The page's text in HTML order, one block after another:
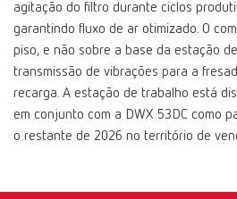
agitação do filtro durante ciclos
garantindo fluxo de ar otimizado. O
piso, e não sobre a base da estação
transmissão de vibrações para a
recarga. A estação de trabalho está
em conjunto com a DWX 53DC como
o restante de 2026 no território de